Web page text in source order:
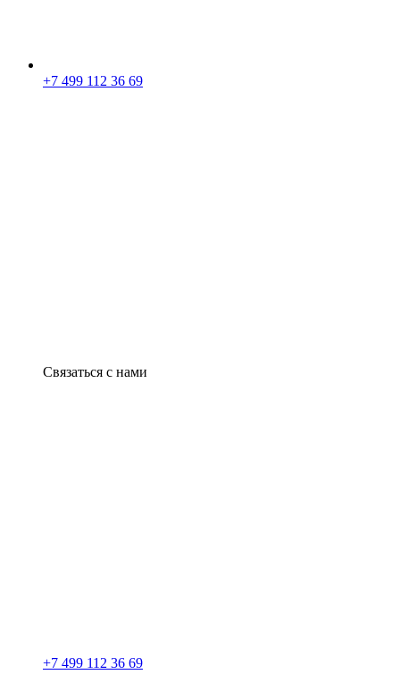
+7 499 112 36 69
Связаться с нами
+7 499 112 36 69